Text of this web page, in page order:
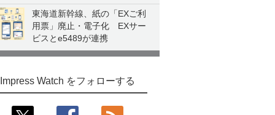
東海道新幹線、紙の「EXご利
用票」廃止・電子化 EXサー
ビスとe5489が連携
Impress Watch をフォローする